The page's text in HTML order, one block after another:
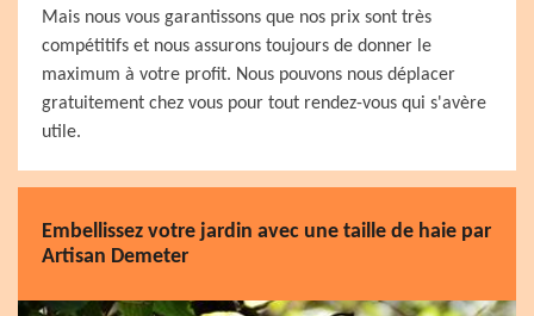
Mais nous vous garantissons que nos prix sont très
compétitifs et nous assurons toujours de donner le
maximum à votre profit. Nous pouvons nous déplacer
gratuitement chez vous pour tout rendez-vous qui s'avère
utile.
Embellissez votre jardin avec une taille de haie par
Artisan Demeter